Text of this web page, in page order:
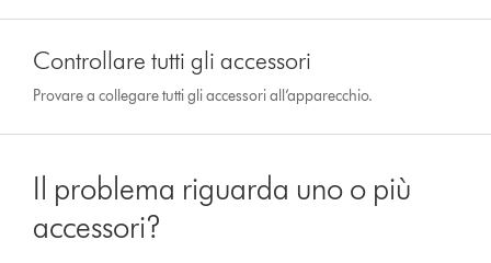
Controllare tutti gli accessori
Provare a collegare tutti gli accessori all’apparecchio.
Il problema riguarda uno o più
accessori?